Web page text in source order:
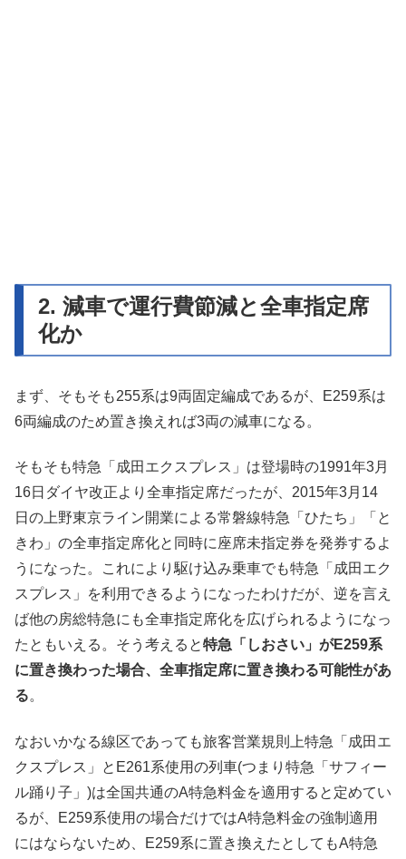
2. 減車で運行費節減と全車指定席
化か
まず、そもそも255系は9両固定編成であるが、E259系は
6両編成のため置き換えれば3両の減車になる。
そもそも特急「成田エクスプレス」は登場時の1991年3月
16日ダイヤ改正より全車指定席だったが、2015年3月14
日の上野東京ライン開業による常磐線特急「ひたち」「と
きわ」の全車指定席化と同時に座席未指定券を発券するよ
うになった。これにより駆け込み乗車でも特急「成田エク
スプレス」を利用できるようになったわけだが、逆を言え
ば他の房総特急にも全車指定席化を広げられるようになっ
たともいえる。そう考えると特急「しおさい」がE259系
に置き換わった場合、全車指定席に置き換わる可能性があ
る。
なおいかなる線区であっても旅客営業規則上特急「成田エ
クスプレス」とE261系使用の列車(つまり特急「サフィー
ル踊り子」)は全国共通のA特急料金を適用すると定めてい
るが、E259系使用の場合だけではA特急料金の強制適用
にはならないため、E259系に置き換えたとしてもA特急